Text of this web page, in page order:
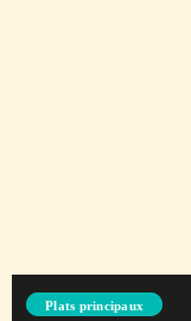
Plats principaux